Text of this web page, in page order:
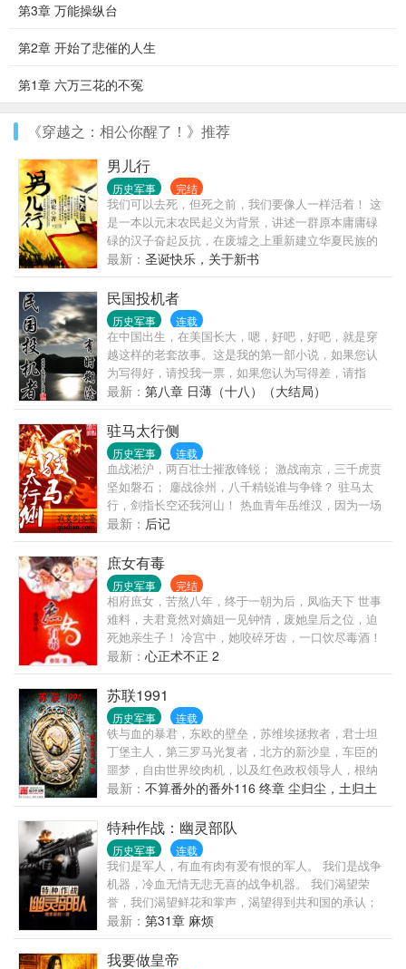
第3章 万能操纵台
第2章 开始了悲催的人生
第1章 六万三花的不冤
《穿越之：相公你醒了！》推荐
男儿行
历史军事 完结
我们可以去死，但死之前，我们要像人一样活着！ 这
是一本以元末农民起义为背景，讲述一群原本庸庸碌
碌的汉子奋起反抗，在废墟之上重新建立华夏民族的
故事。 故事的主角是个普通人，虽然他是穿越者，但
与那时代的千千万万华夏儿女一样，他也在为像个人
一样活着而浴血奋战！ 这个故事并非为了追究指摘哪
个民族过去的是非，而是为了记录当年华夏百姓为了
不受奴役而进行的抗争。
最新： 圣诞快乐，关于新书
民国投机者
历史军事 连载
在中国出生，在美国长大，嗯，好吧，好吧，就是穿
越这样的老套故事。这是我的第一部小说，如果您认
为写得好，请投我一票，如果您认为写得差，请指
正。......
最新： 第八章 日薄（十八）（大结局）
驻马太行侧
历史军事 连载
血战淞沪，两百壮士摧敌锋锐； 激战南京，三千虎贲
坚如磐石； 鏖战徐州，八千精锐谁与争锋？ 驻马太
行，剑指长空还我河山！ 热血青年岳维汉，因为一场
意外来到了1937年的淞沪战场，眼见国土沦丧，同胞
荼炭，国家危急，民族危急，岳维汉又岂能坐视？没
说的，操枪，干死这些狗日的东洋倭寇！ 蛰伏近年，
寂寞剑客重回历史，再续金戈铁马、烽烟四起的峥嵘
岁月，敬请期待。
最新： 后记
庶女有毒
历史军事 完结
相府庶女，苦熬八年，终于一朝为后，凤临天下 世事
难料，夫君竟然对嫡姐一见钟情，废她皇后之位，迫
死她亲生子！ 冷宫中，她咬碎牙齿，一口饮尽毒酒！
对天发誓，若有来生，再不与人为善，绝不入宫，誓
不为后！ 丞相府里，庶女重生，恶女归来： 嫡母恶
毒？巧计送你上黄泉！ 嫡姐伪善？狠狠撕开你美人
皮！ 庶妹陷害？直接丢去乱葬岗！ 既然不让我好好过
日子，谁也别想活！ 本打算离那些祸害发光体越远越
好 谁知男人心，海底针，捞不上，猜不透 发誓要彻底
远离的男人却为她要死要活 上辈子的死敌表示暗恋她
很多年了 还不幸被一只天底下最俊俏的无赖缠上 她重
活一世只想低调做人，这些人却恨不得拉她接受万民
膜拜。 看来，她这辈子的清静生活——还很遥远……
最新： 心正术不正 2
苏联1991
历史军事 连载
铁与血的暴君，东欧的壁垒，苏维埃拯救者，君士坦
丁堡主人，第三罗马光复者，北方的新沙皇，车臣的
噩梦，自由世界绞肉机，以及红色政权领导人，根纳
季·伊万诺维奇·亚纳耶夫总书记。 （内签已过，群
号：468732032）
最新： 不算番外的番外116 终章 尘归尘，土归土
特种作战：幽灵部队
历史军事 连载
我们是军人，有血有肉有爱有恨的军人。 我们是战争
机器，冷血无情无悲无喜的战争机器。 我们渴望荣
誉，我们渴望鲜花和掌声，渴望得到共和国的承认；
然而这一切终究与我们无缘，因为 我们是一群穿梭在
黑暗中的幽灵 一群没有退路的人。 ————谨以此书
献给那些穿梭在黑暗之中守护着光明与和平的共和国
最新： 第31章 麻烦
我要做皇帝